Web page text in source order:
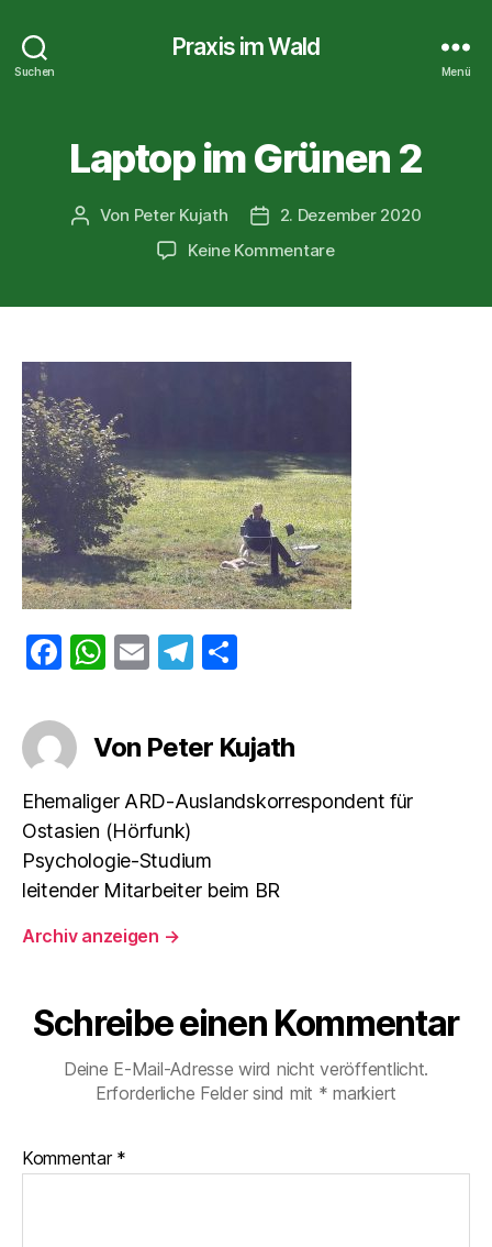
Suchen
Praxis im Wald
Menü
Laptop im Grünen 2
Beitragsautor
Von Peter Kujath Veröffentlichungsdatum
2. Dezember 2020
Keine Kommentarezu
F
c
e
b
o
o
k
W
s
A
p
p
E
l
T
gr
a
n
Von Peter Kujath
Ehemaliger ARD-Auslandskorrespondent für
Ostasien (Hörfunk)
Psychologie-Studium
leitender Mitarbeiter beim BR
Archiv anzeigen →
Schreibe einen Kommentar
Deine E-Mail-Adresse wird nicht veröffentlicht.
Erforderliche Felder sind mit * markiert
Kommentar *